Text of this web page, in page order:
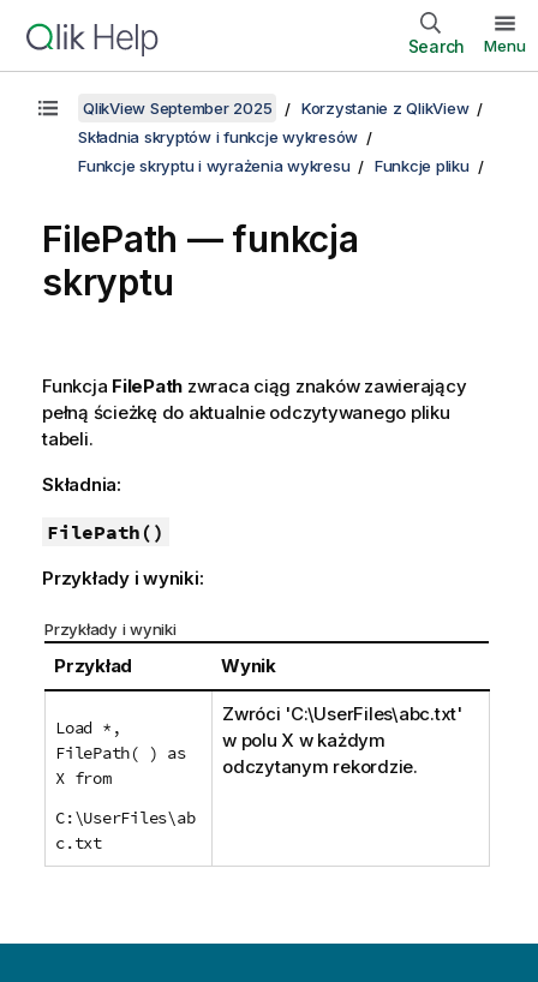
Search Menu
QlikView September 2025
Korzystanie z QlikView
Składnia skryptów i funkcje wykresów
Funkcje skryptu i wyrażenia wykresu
Funkcje pliku
FilePath — funkcja
skryptu
Funkcja FilePath zwraca ciąg znaków zawierający
pełną ścieżkę do aktualnie odczytywanego pliku
tabeli.
Składnia:
FilePath()
Przykłady i wyniki:
Przykłady i wyniki
Przykład Wynik
Load *,
FilePath( ) as
X from
C:\UserFiles\ab
c.txt
Zwróci 'C:\UserFiles\abc.txt'
w polu X w każdym
odczytanym rekordzie.